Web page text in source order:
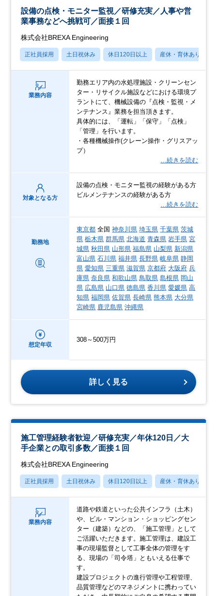
設備の点検・モニター監視／研修充実／人事や営
業事務などへ挑戦可／面接１回
株式会社BREXA Engineering
正社員採用 土日祝休み 休日120日以上 産休・育休あり
業務内容
勤務エリア内の水処理施設・クリーンセン
ター・リサイクル施設などにおける環境プ
ラントにて、機械設備の『点検・監視・メ
ンテナンス』業務を担当頂きます。
具体的には、「運転」「保守」「点検」
「管理」を行います。
・各種機械操作(クレーン操作・グリスアッ
プ）
…続きを読む
対象となる方
設備の点検・モニター監視の経験がある方
ビルメンテナンスの経験がある方
…続きを読む
勤務地
東京都 全国神奈川県 埼玉県 千葉県 茨城
県 栃木県 群馬県 北海道 青森県 岩手県 宮
城県 秋田県 山形県 福島県 山梨県 新潟県
富山県 石川県 福井県 長野県 岐阜県 静岡
県 愛知県 三重県 滋賀県 京都府 大阪府 兵
庫県 奈良県 和歌山県 鳥取県 島根県 岡山
県 広島県 山口県 徳島県 香川県 愛媛県 高
知県 福岡県 佐賀県 長崎県 熊本県 大分県
宮崎県 鹿児島県 沖縄県
想定年収
308～500万円
詳しく見る
施工管理経験者歓迎／研修充実／年休120日／大
手企業との取引多数／面接１回
株式会社BREXA Engineering
正社員採用 土日祝休み 休日120日以上 産休・育休あり
業務内容
道路や鉄道といった公共インフラ（土木）
や、ビル・マンション・ショッピングセン
ター（建築）などの、「施工管理」として
ご活躍いただきます。施工管理は、建設工
事の現場監督として工事全体の管理をす
る、現場の「司令塔」ともいえる仕事で
す。
建設プロジェクトの進行管理や工程管理、
品質管理などのマネジメントに携わってい